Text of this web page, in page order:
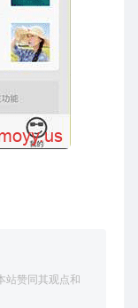
站赞同其观点和